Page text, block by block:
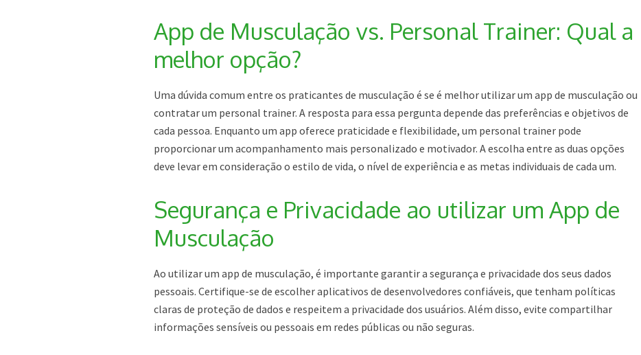
App de Musculação vs. Personal Trainer: Qual a
melhor opção?
Uma dúvida comum entre os praticantes de musculação é se é melhor utilizar um app de musculação ou
contratar um personal trainer. A resposta para essa pergunta depende das preferências e objetivos de
cada pessoa. Enquanto um app oferece praticidade e flexibilidade, um personal trainer pode
proporcionar um acompanhamento mais personalizado e motivador. A escolha entre as duas opções
deve levar em consideração o estilo de vida, o nível de experiência e as metas individuais de cada um.
Segurança e Privacidade ao utilizar um App de
Musculação
Ao utilizar um app de musculação, é importante garantir a segurança e privacidade dos seus dados
pessoais. Certifique-se de escolher aplicativos de desenvolvedores confiáveis, que tenham políticas
claras de proteção de dados e respeitem a privacidade dos usuários. Além disso, evite compartilhar
informações sensíveis ou pessoais em redes públicas ou não seguras.